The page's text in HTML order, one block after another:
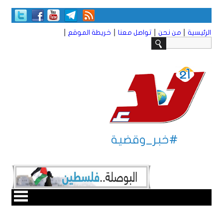
الرئيسية من نحن تواصل معنا خريطة الموقع
#خبر_وقضية